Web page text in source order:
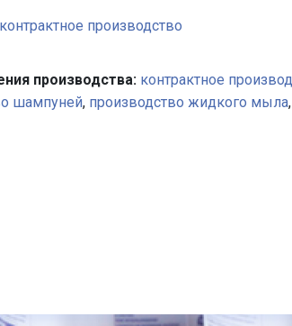
производство
производства: контрактное
шампуней, производство жидкого мыла,